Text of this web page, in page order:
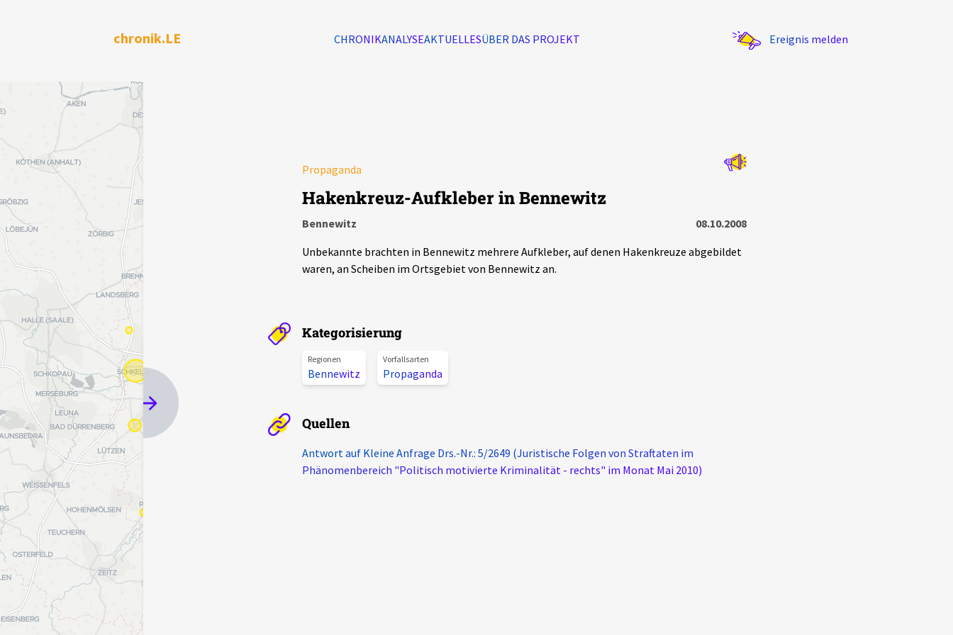
chronik.LE CHRONIKANALYSEAKTUELLESÜBER DAS PROJEKT Ereignis melden
Propaganda
Hakenkreuz-Aufkleber in Bennewitz
Bennewitz
08.10.2008
Unbekannte brachten in Bennewitz mehrere Aufkleber, auf denen Hakenkreuze abgebildet
waren, an Scheiben im Ortsgebiet von Bennewitz an.
Kategorisierung
Regionen
Bennewitz
Vorfallsarten
Propaganda
Quellen
Antwort auf Kleine Anfrage Drs.-Nr.: 5/2649 (Juristische Folgen von Straftaten im
Phänomenbereich "Politisch motivierte Kriminalität - rechts" im Monat Mai 2010)